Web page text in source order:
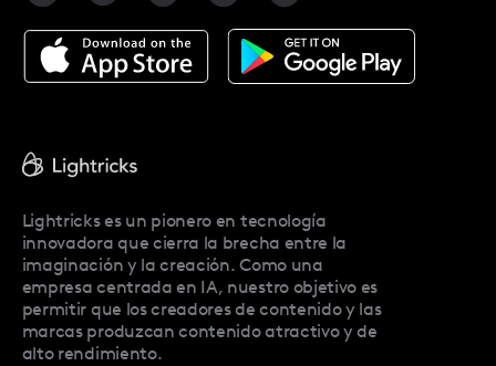
Facetune Alternatives
Acerca De Facetune
Facetune Reviews
Lightricks es un pionero en tecnología
innovadora que cierra la brecha entre la
imaginación y la creación. Como una
empresa centrada en IA, nuestro objetivo es
permitir que los creadores de contenido y las
marcas produzcan contenido atractivo y de
alto rendimiento.